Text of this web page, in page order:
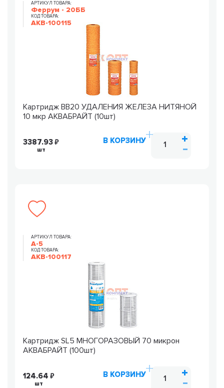
АРТИКУЛ ТОВАРА:
Феррум - 20ББ
КОД ТОВАРА:
AKB-100115
Картридж ВВ20 УДАЛЕНИЯ ЖЕЛЕЗА НИТЯНОЙ
10 мкр АКВАБРАЙТ (10шт)
3387.93
шт
В КОРЗИНУ
АРТИКУЛ ТОВАРА:
А-5
КОД ТОВАРА:
AKB-100117
Картридж SL5 МНОГОРАЗОВЫЙ 70 микрон
АКВАБРАЙТ (100шт)
124.64
шт
В КОРЗИНУ